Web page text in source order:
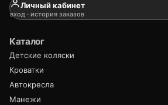
Личный кабинет
вход · история заказов
Каталог
Детские коляски
Кроватки
Автокресла
Манежи